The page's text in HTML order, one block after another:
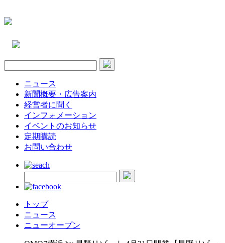
ニュース
新聞概要・広告案内
経営者に聞く
インフォメーション
イベントのお知らせ
定期購読
お問い合わせ
トップ
ニュース
ニューオープン